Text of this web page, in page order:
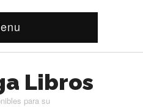
Libros
para su